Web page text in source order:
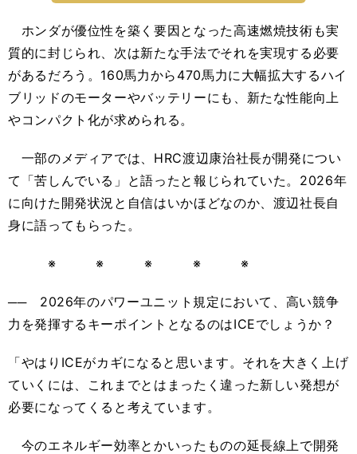
ホンダが優位性を築く要因となった高速燃焼技術も実
質的に封じられ、次は新たな手法でそれを実現する必要
があるだろう。160馬力から470馬力に大幅拡大するハイ
ブリッドのモーターやバッテリーにも、新たな性能向上
やコンパクト化が求められる。
一部のメディアでは、HRC渡辺康治社長が開発につい
て「苦しんでいる」と語ったと報じられていた。2026年
に向けた開発状況と自信はいかほどなのか、渡辺社長自
身に語ってもらった。
※ ※ ※ ※ ※
── 2026年のパワーユニット規定において、高い競争
力を発揮するキーポイントとなるのはICEでしょうか？
「やはりICEがカギになると思います。それを大きく上げ
ていくには、これまでとはまったく違った新しい発想が
必要になってくると考えています。
今のエネルギー効率とかいったものの延長線上で開発